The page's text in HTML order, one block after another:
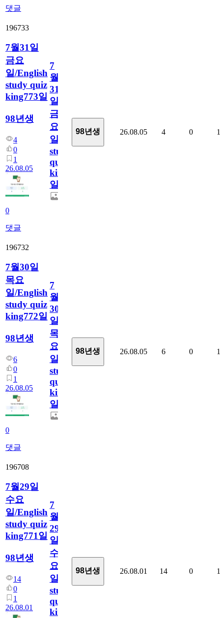
댓글
196733
7월31일
금요
일/English
study quiz
king773일
98년생
4
0
1
26.08.05
0
댓글
7
월
31
일
금
요
일/English
study
quiz
king773
일
98년생 26.08.05 4 0 1
196732
7월30일
목요
일/English
study quiz
king772일
98년생
6
0
1
26.08.05
0
댓글
7
월
30
일
목
요
일/English
study
quiz
king772
일
98년생 26.08.05 6 0 1
196708
7월29일
수요
일/English
study quiz
king771일
98년생
14
0
1
26.08.01
7
월
29
일
수
요
일/English
study
quiz
king771
98년생 26.08.01 14 0 1